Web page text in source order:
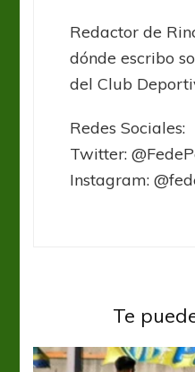
Redactor de
dónde escribo
del Club
Redes Sociales:
Twitter:
Instagram:
Te